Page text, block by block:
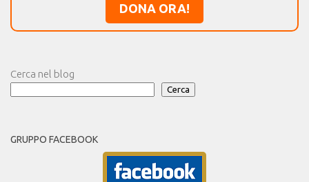
DONA ORA!
Cerca nel blog
Cerca
GRUPPO FACEBOOK